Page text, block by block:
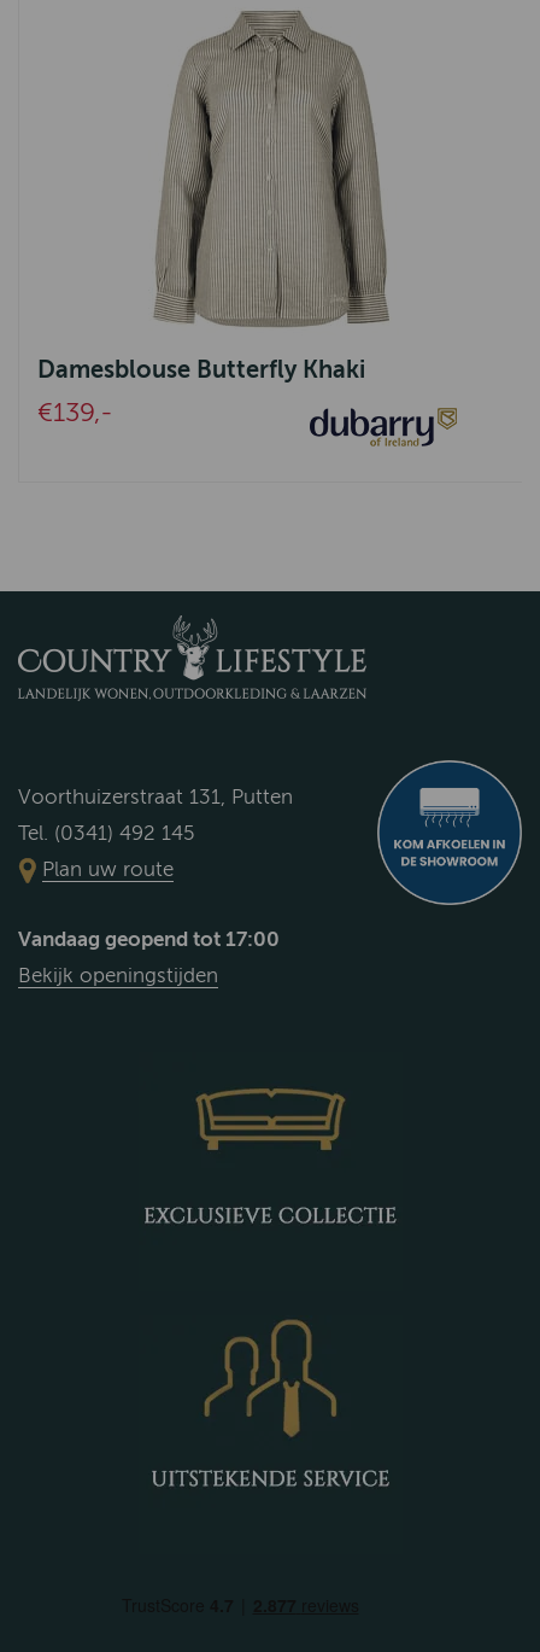
Damesblouse Butterfly Khaki
€139,-
Voorthuizerstraat 131, Putten
Tel. (0341) 492 145
Plan uw route
Vandaag geopend tot 17:00
Bekijk openingstijden